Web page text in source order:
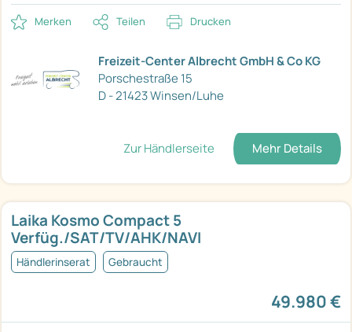
Merken Teilen Drucken
Freizeit-Center Albrecht GmbH & Co KG
Porschestraße 15
D - 21423 Winsen/Luhe
Zur Händlerseite Mehr Details
Laika Kosmo Compact 5
Verfüg./SAT/TV/AHK/NAVI
Händlerinserat Gebraucht
49.980 €